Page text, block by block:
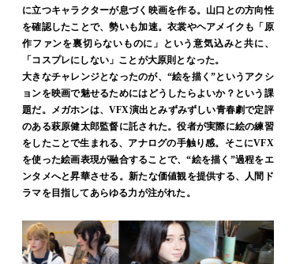
に立つキャラクターが息づく映画を作る。山口との方向性
を確認したことで、勢いも加速。衣裳やヘアメイクも「原
作ファンを裏切らないものに」という意気込みと共に、
「コスプレにしない」ことが大原則となった。
大きなチャレンジとなったのが、“絵を描く”というアクシ
ョンを映画で魅せるためにはどうしたらよいか？という課
題だ。メガホンは、VFX演出とみずみずしい青春劇で定評
のある萩原健太郎監督に託された。役者が実際に絵の練習
をしたことで生まれる、アナログの手触り感。そこにVFX
を使った絵画表現が融合することで、“絵を描く”過程をエ
ンタメへと昇華させる。新たな価値観を提供する、人間ド
ラマを目指してあらゆる力が注がれた。